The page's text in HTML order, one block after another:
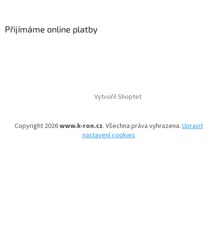
Přijímáme online platby
Vytvořil Shoptet
Copyright 2026www.k-ron.cz. Všechna práva vyhrazena. Upravit
nastavení cookies